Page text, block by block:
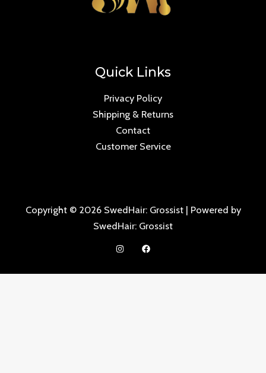
Quick Links
Privacy Policy
Shipping & Returns
Contact
Customer Service
Copyright © 2026 SwedHair: Grossist | Powered by
SwedHair: Grossist